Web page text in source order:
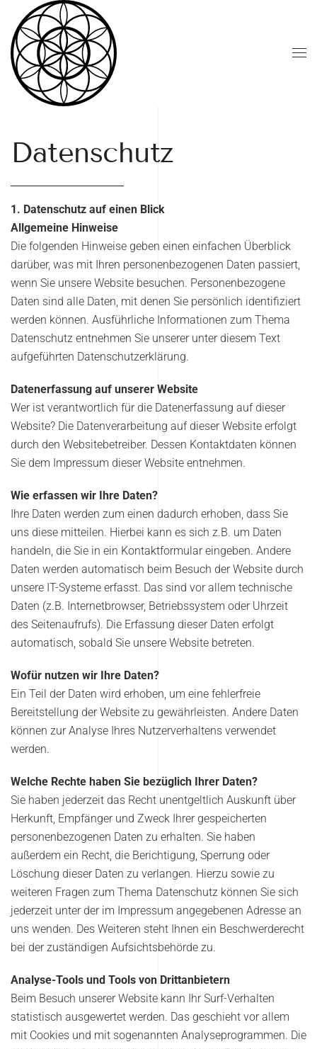
Zum Hauptinhalt springen
Datenschutz
1. Datenschutz auf einen Blick
Allgemeine Hinweise
Die folgenden Hinweise geben einen einfachen Überblick
darüber, was mit Ihren personenbezogenen Daten passiert,
wenn Sie unsere Website besuchen. Personenbezogene
Daten sind alle Daten, mit denen Sie persönlich identifiziert
werden können. Ausführliche Informationen zum Thema
Datenschutz entnehmen Sie unserer unter diesem Text
aufgeführten Datenschutzerklärung.
Datenerfassung auf unserer Website
Wer ist verantwortlich für die Datenerfassung auf dieser
Website? Die Datenverarbeitung auf dieser Website erfolgt
durch den Websitebetreiber. Dessen Kontaktdaten können
Sie dem Impressum dieser Website entnehmen.
Wie erfassen wir Ihre Daten?
Ihre Daten werden zum einen dadurch erhoben, dass Sie
uns diese mitteilen. Hierbei kann es sich z.B. um Daten
handeln, die Sie in ein Kontaktformular eingeben. Andere
Daten werden automatisch beim Besuch der Website durch
unsere IT-Systeme erfasst. Das sind vor allem technische
Daten (z.B. Internetbrowser, Betriebssystem oder Uhrzeit
des Seitenaufrufs). Die Erfassung dieser Daten erfolgt
automatisch, sobald Sie unsere Website betreten.
Wofür nutzen wir Ihre Daten?
Ein Teil der Daten wird erhoben, um eine fehlerfreie
Bereitstellung der Website zu gewährleisten. Andere Daten
können zur Analyse Ihres Nutzerverhaltens verwendet
werden.
Welche Rechte haben Sie bezüglich Ihrer Daten?
Sie haben jederzeit das Recht unentgeltlich Auskunft über
Herkunft, Empfänger und Zweck Ihrer gespeicherten
personenbezogenen Daten zu erhalten. Sie haben
außerdem ein Recht, die Berichtigung, Sperrung oder
Löschung dieser Daten zu verlangen. Hierzu sowie zu
weiteren Fragen zum Thema Datenschutz können Sie sich
jederzeit unter der im Impressum angegebenen Adresse an
uns wenden. Des Weiteren steht Ihnen ein Beschwerderecht
bei der zuständigen Aufsichtsbehörde zu.
Analyse-Tools und Tools von Drittanbietern
Beim Besuch unserer Website kann Ihr Surf-Verhalten
statistisch ausgewertet werden. Das geschieht vor allem
mit Cookies und mit sogenannten Analyseprogrammen. Die